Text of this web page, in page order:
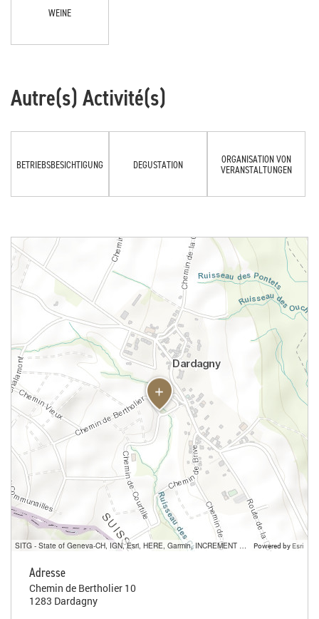
WEINE
Autre(s) Activité(s)
BETRIEBSBESICHTIGUNG DEGUSTATION
ORGANISATION VON
VERANSTALTUNGEN
SITG - State of Geneva-CH, IGN, Esri, HERE, Garmin, INCREMENT P, USGS, METI/NASA Powered by Esri
Adresse
Chemin de Bertholier 10
1283 Dardagny